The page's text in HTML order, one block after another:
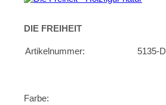
DIE FREIHEIT
Artikelnummer: 5135-
Farbe: